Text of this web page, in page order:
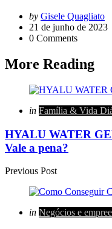
Posted
by
by Gisele Quagliato
21 de junho de 2023
0 Comments
More Reading
Post
navigation
Posted
in Família & Vida
HYALU WATER
Vale a pena?
Previous Post
Posted
in Negócios e